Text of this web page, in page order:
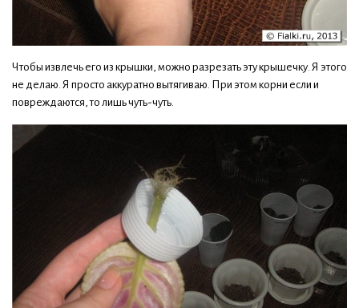
Чтобы извлечь его из крышки, можно разрезать эту крышечку. Я этого
не делаю. Я просто аккуратно вытягиваю. При этом корни если и
повреждаются, то лишь чуть-чуть.